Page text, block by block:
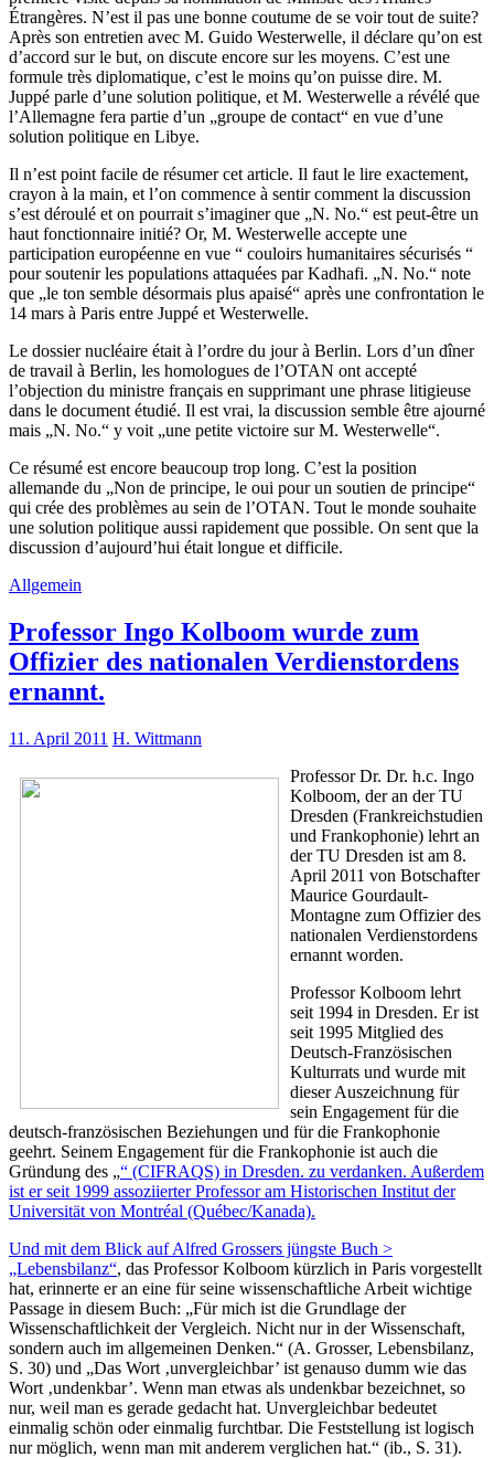
Étrangères. N’est il pas une bonne coutume de se voir tout de suite?
Après son entretien avec M. Guido Westerwelle, il déclare qu’on est
d’accord sur le but, on discute encore sur les moyens. C’est une
formule très diplomatique, c’est le moins qu’on puisse dire. M.
Juppé parle d’une solution politique, et M. Westerwelle a révélé que
l’Allemagne fera partie d’un „groupe de contact“ en vue d’une
solution politique en Libye.
Il n’est point facile de résumer cet article. Il faut le lire exactement,
crayon à la main, et l’on commence à sentir comment la discussion
s’est déroulé et on pourrait s’imaginer que „N. No.“ est peut-être un
haut fonctionnaire initié? Or, M. Westerwelle accepte une
participation européenne en vue “ couloirs humanitaires sécurisés “
pour soutenir les populations attaquées par Kadhafi. „N. No.“ note
que „le ton semble désormais plus apaisé“ après une confrontation le
14 mars à Paris entre Juppé et Westerwelle.
Le dossier nucléaire était à l’ordre du jour à Berlin. Lors d’un dîner
de travail à Berlin, les homologues de l’OTAN ont accepté
l’objection du ministre français en supprimant une phrase litigieuse
dans le document étudié. Il est vrai, la discussion semble être ajourné
mais „N. No.“ y voit „une petite victoire sur M. Westerwelle“.
Ce résumé est encore beaucoup trop long. C’est la position
allemande du „Non de principe, le oui pour un soutien de principe“
qui crée des problèmes au sein de l’OTAN. Tout le monde souhaite
une solution politique aussi rapidement que possible. On sent que la
discussion d’aujourd’hui était longue et difficile.
Allgemein
Professor Ingo Kolboom wurde zum
Offizier des nationalen Verdienstordens
ernannt.
11. April 2011 H. Wittmann
Professor Dr. Dr. h.c. Ingo
Kolboom, der an der TU
Dresden (Frankreichstudien
und Frankophonie) lehrt an
der TU Dresden ist am 8.
April 2011 von Botschafter
Maurice Gourdault-
Montagne zum Offizier des
nationalen Verdienstordens
ernannt worden.
Professor Kolboom lehrt
seit 1994 in Dresden. Er ist
seit 1995 Mitglied des
Deutsch-Französischen
Kulturrats und wurde mit
dieser Auszeichnung für
sein Engagement für die
deutsch-französischen Beziehungen und für die Frankophonie
geehrt. Seinem Engagement für die Frankophonie ist auch die
Gründung des „“ (CIFRAQS) in Dresden. zu verdanken. Außerdem
ist er seit 1999 assoziierter Professor am Historischen Institut der
Universität von Montréal (Québec/Kanada).
Und mit dem Blick auf Alfred Grossers jüngste Buch >
„Lebensbilanz“, das Professor Kolboom kürzlich in Paris vorgestellt
hat, erinnerte er an eine für seine wissenschaftliche Arbeit wichtige
Passage in diesem Buch: „Für mich ist die Grundlage der
Wissenschaftlichkeit der Vergleich. Nicht nur in der Wissenschaft,
sondern auch im allgemeinen Denken.“ (A. Grosser, Lebensbilanz,
S. 30) und „Das Wort ‚unvergleichbar’ ist genauso dumm wie das
Wort ‚undenkbar’. Wenn man etwas als undenkbar bezeichnet, so
nur, weil man es gerade gedacht hat. Unvergleichbar bedeutet
einmalig schön oder einmalig furchtbar. Die Feststellung ist logisch
nur möglich, wenn man mit anderem verglichen hat.“ (ib., S. 31).